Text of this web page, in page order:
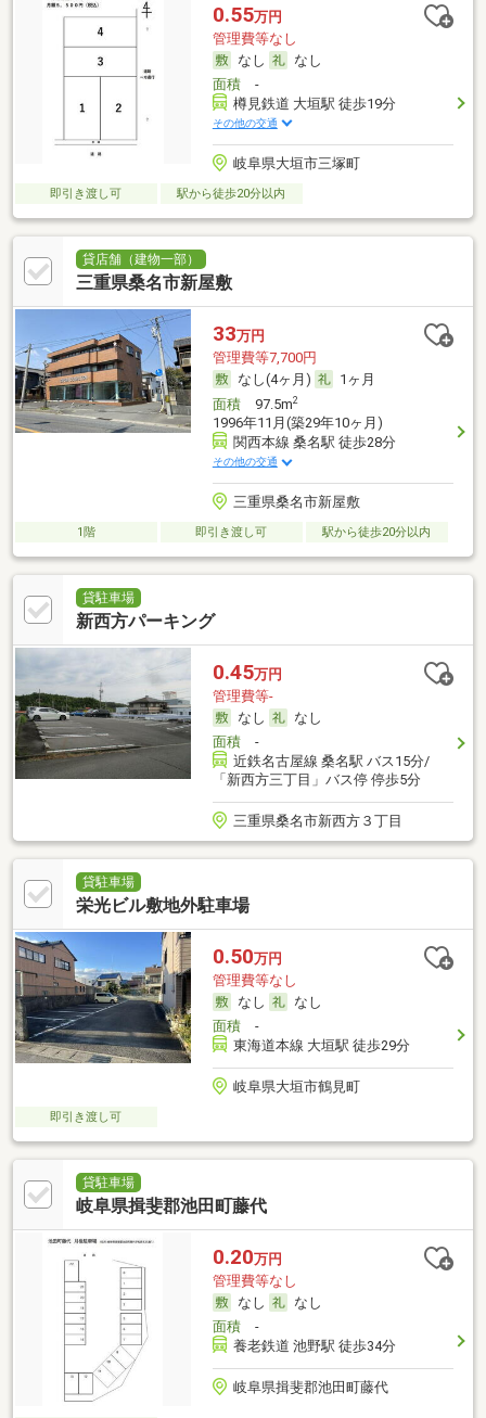
0.55万円
管理費等なし
なし
なし
面積-
樽見鉄道 大垣駅 徒歩19分
その他の交通
岐阜県大垣市三塚町
即引き渡し可 駅から徒歩20分以内
貸店舗（建物一部）
三重県桑名市新屋敷
33万円
管理費等7,700円
なし(4ヶ月)
1ヶ月
面積97.5m2
1996年11月(築29年10ヶ月)
関西本線 桑名駅 徒歩28分
その他の交通
三重県桑名市新屋敷
1階 即引き渡し可 駅から徒歩20分以内
貸駐車場
新西方パーキング
0.45万円
管理費等-
なし
なし
面積-
近鉄名古屋線 桑名駅 バス15分/
「新西方三丁目」バス停 停歩5分
三重県桑名市新西方３丁目
貸駐車場
栄光ビル敷地外駐車場
0.50万円
管理費等なし
なし
なし
面積-
東海道本線 大垣駅 徒歩29分
岐阜県大垣市鶴見町
即引き渡し可
貸駐車場
岐阜県揖斐郡池田町藤代
0.20万円
管理費等なし
なし
なし
面積-
養老鉄道 池野駅 徒歩34分
岐阜県揖斐郡池田町藤代